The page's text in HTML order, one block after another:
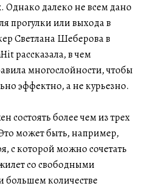
далеко не всем дано
прогулки или выхода в
Светлана Шеберова в
рассказала, в чем
многослойности, чтобы
эффектно, а не курьезно.
состоять более чем из трех
может быть, например,
с которой можно сочетать
со свободными
количестве